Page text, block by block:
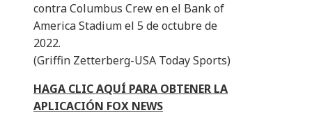
contra Columbus Crew en el Bank of
America Stadium el 5 de octubre de
2022.
(Griffin Zetterberg-USA Today Sports)
HAGA CLIC AQUÍ PARA OBTENER LA
APLICACIÓN FOX NEWS